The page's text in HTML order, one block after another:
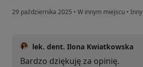
29 października 2025 • W innym miejscu • Inny
lek. dent. Ilona Kwiatkowska
Bardzo dziękuję za opinię.